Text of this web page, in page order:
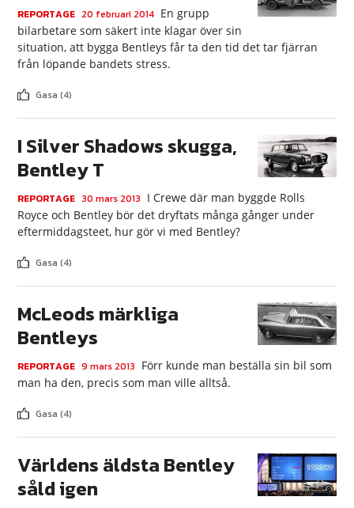
REPORTAGE 20 februari 2014 En grupp
bilarbetare som säkert inte klagar över sin
situation, att bygga Bentleys får ta den tid det tar fjärran
från löpande bandets stress.
Gasa (4)
I Silver Shadows skugga,
Bentley T
REPORTAGE 30 mars 2013 I Crewe där man byggde Rolls
Royce och Bentley bör det dryftats många gånger under
eftermiddagsteet, hur gör vi med Bentley?
Gasa (4)
McLeods märkliga
Bentleys
REPORTAGE 9 mars 2013 Förr kunde man beställa sin bil som
man ha den, precis som man ville alltså.
Gasa (4)
Världens äldsta Bentley
såld igen